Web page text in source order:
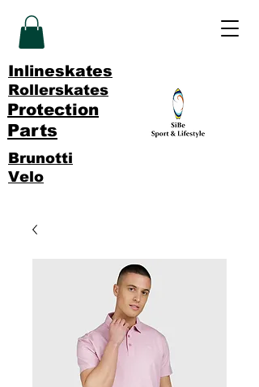
Inlineskates
Rollerskates
Protection
Parts
Brunotti
Velo